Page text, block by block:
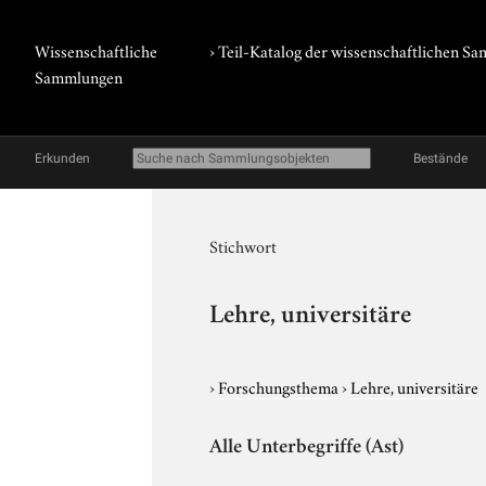
Wissenschaftliche
Sammlungen
› Teil-Katalog der wissenschaftlichen
Erkunden Bestände
Stichwort
Lehre, universitäre
›Forschungsthema›Lehre, universitäre
Alle Unterbegriffe (Ast)